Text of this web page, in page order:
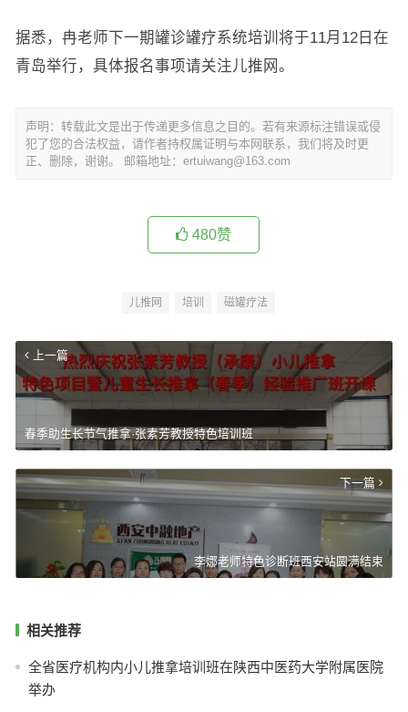
据悉，冉老师下一期罐诊罐疗系统培训将于11月12日在
青岛举行，具体报名事项请关注儿推网。
声明：转载此文是出于传递更多信息之目的。若有来源标注错误或侵
犯了您的合法权益，请作者持权属证明与本网联系，我们将及时更
正、删除，谢谢。 邮箱地址：ertuiwang@163.com
480赞
儿推网 培训 磁罐疗法
上一篇
春季助生长节气推拿·张素芳教授特色培训班
下一篇
李娜老师特色诊断班西安站圆满结束
相关推荐
全省医疗机构内小儿推拿培训班在陕西中医药大学附属医院
举办